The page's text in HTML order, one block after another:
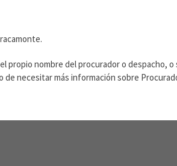
nombre del procurador o despacho,
necesitar más información sobre